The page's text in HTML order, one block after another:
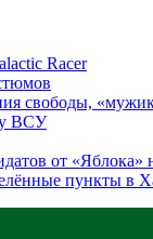
Racer
свободы,
ВСУ
от
пункты в